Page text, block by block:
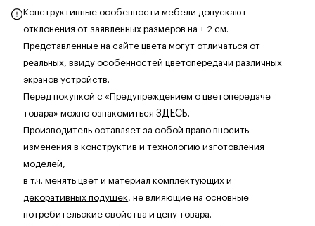
Конструктивные особенности мебели допускают
отклонения от заявленных размеров на ± 2 см.
Представленные на сайте цвета могут отличаться от
реальных, ввиду особенностей цветопередачи различных
экранов устройств.
Перед покупкой с «Предупреждением о цветопередаче
товара» можно ознакомиться ЗДЕСЬ.
Производитель оставляет за собой право вносить
изменения в конструктив и технологию изготовления
моделей,
в т.ч. менять цвет и материал комплектующих и
декоративных подушек, не влияющие на основные
потребительские свойства и цену товара.